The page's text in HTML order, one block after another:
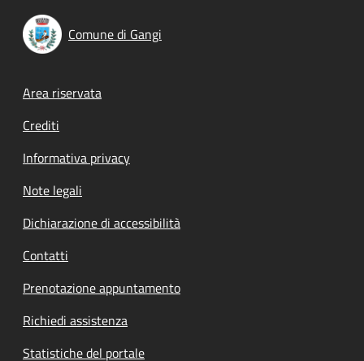
Comune di Gangi
Footer menu
Area riservata
Crediti
Informativa privacy
Note legali
Dichiarazione di accessibilità
Contatti
Prenotazione appuntamento
Richiedi assistenza
Statistiche del portale